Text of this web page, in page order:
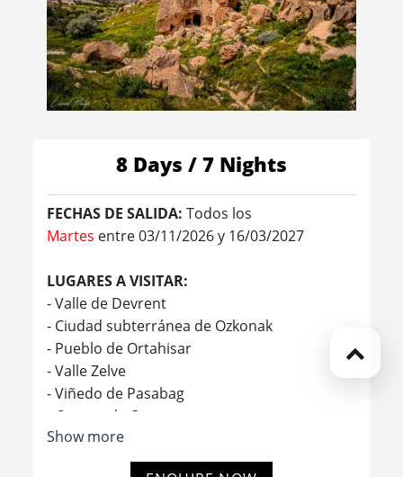
8 Days / 7 Nights
FECHAS DE SALIDA: Todos los
Martes entre 03/11/2026 y 16/03/2027
LUGARES A VISITAR:
- Valle de Devrent
- Ciudad subterránea de Ozkonak
- Pueblo de Ortahisar
- Valle Zelve
- Viñedo de Pasabag
- Cuerno de Oro
- Iglesia de Hierro de San Esteban
- El Gran Bazar
Show more